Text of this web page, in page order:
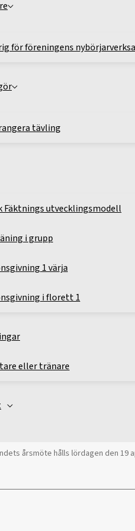
för föreningens
tävling
Fäktnings utvecklingsmodell
i grupp
1 värja
i florett 1
eller tränare
årsmöte hålls lördagen den 19